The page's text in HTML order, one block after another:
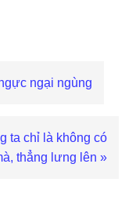
ngại ngùng
ta chỉ là không có
thẳng lưng lên »